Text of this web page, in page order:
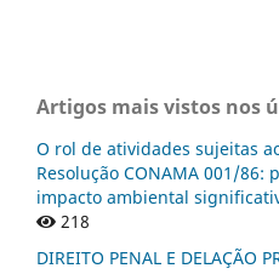
Artigos mais vistos nos
O rol de atividades sujeitas
Resolução CONAMA 001/86:
impacto ambiental
218
DIREITO PENAL E DELAÇÃO